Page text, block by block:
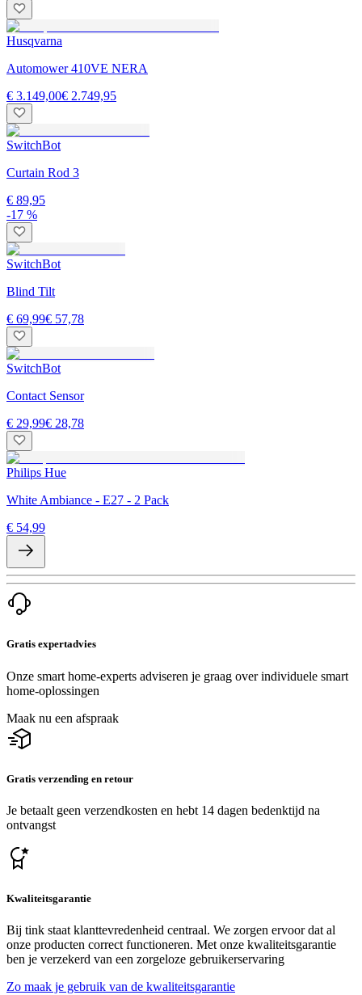
Husqvarna
Automower 410VE NERA
€ 3.149,00€ 2.749,95
SwitchBot
Curtain Rod 3
€ 89,95
-17 %
SwitchBot
Blind Tilt
€ 69,99€ 57,78
SwitchBot
Contact Sensor
€ 29,99€ 28,78
Philips Hue
White Ambiance - E27 - 2 Pack
€ 54,99
Gratis expertadvies
Onze smart home-experts adviseren je graag over individuele smart
home-oplossingen
Maak nu een afspraak
Gratis verzending en retour
Je betaalt geen verzendkosten en hebt 14 dagen bedenktijd na
ontvangst
Kwaliteitsgarantie
Bij tink staat klanttevredenheid centraal. We zorgen ervoor dat al
onze producten correct functioneren. Met onze kwaliteitsgarantie
ben je verzekerd van een zorgeloze gebruikerservaring
Zo maak je gebruik van de kwaliteitsgarantie